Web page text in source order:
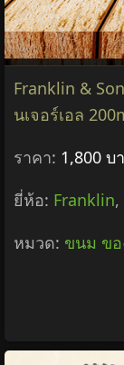
Franklin &
นเจอร์เอล
ราคา: 1,800 บ
ยี่ห้อ: Franklin,
หมวด: ขนม ข